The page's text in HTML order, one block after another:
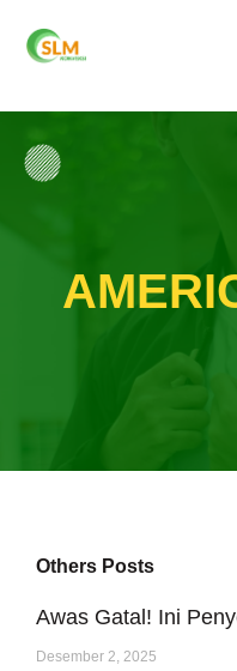
Others Posts
Awas Gatal! Ini
Desember 2, 2025